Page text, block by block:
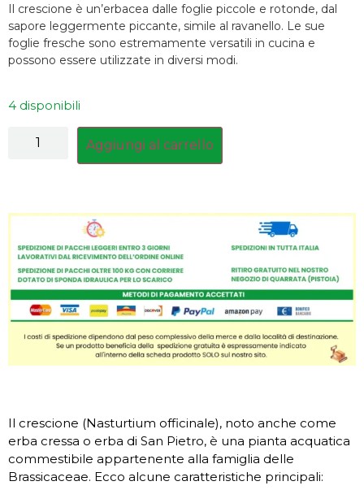
Il crescione è un’erbacea dalle foglie piccole e rotonde, dal
sapore leggermente piccante, simile al ravanello. Le sue
foglie fresche sono estremamente versatili in cucina e
possono essere utilizzate in diversi modi.
4 disponibili
Aggiungi al carrello
Il crescione (Nasturtium officinale), noto anche come
erba cressa o erba di San Pietro, è una pianta acquatica
commestibile appartenente alla famiglia delle
Brassicaceae. Ecco alcune caratteristiche principali: